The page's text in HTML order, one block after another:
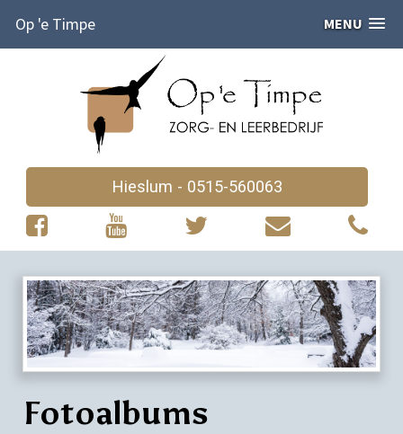
Op 'e Timpe MENU
Hieslum - 0515-560063
Fotoalbums